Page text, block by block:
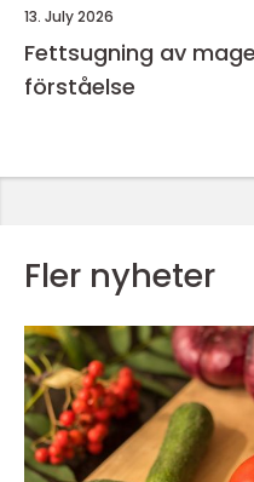
13. July 2026
Fettsugning av
förståelse
Fler nyheter